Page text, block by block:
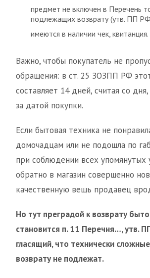
предмет не включен в Перечень
подлежащих возврату (утв. ПП
имеются в наличии чек, квитанция.
Важно, чтобы покупатель не
обращения: в ст. 25 ЗОЗПП РФ
составляет 14 дней, считая со
за датой покупки.
Если бытовая техника не
домочадцам или не подошла по
при соблюдении всех упомянутых
обратно в магазин совершенно
качественную вещь продавец
Но тут преградой к возврату
становится п. 11 Перечня…, утв.
гласящий, что технически
возврату не подлежат.